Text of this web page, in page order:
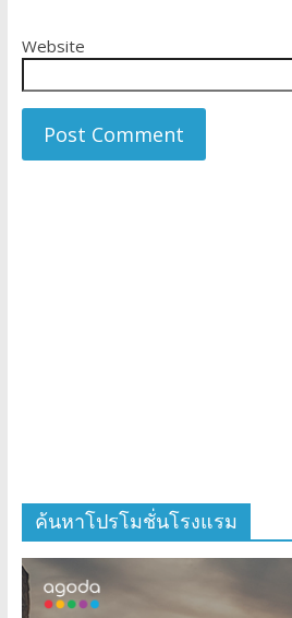
Website
ค้นหาโปรโมชั่นโรงแรม